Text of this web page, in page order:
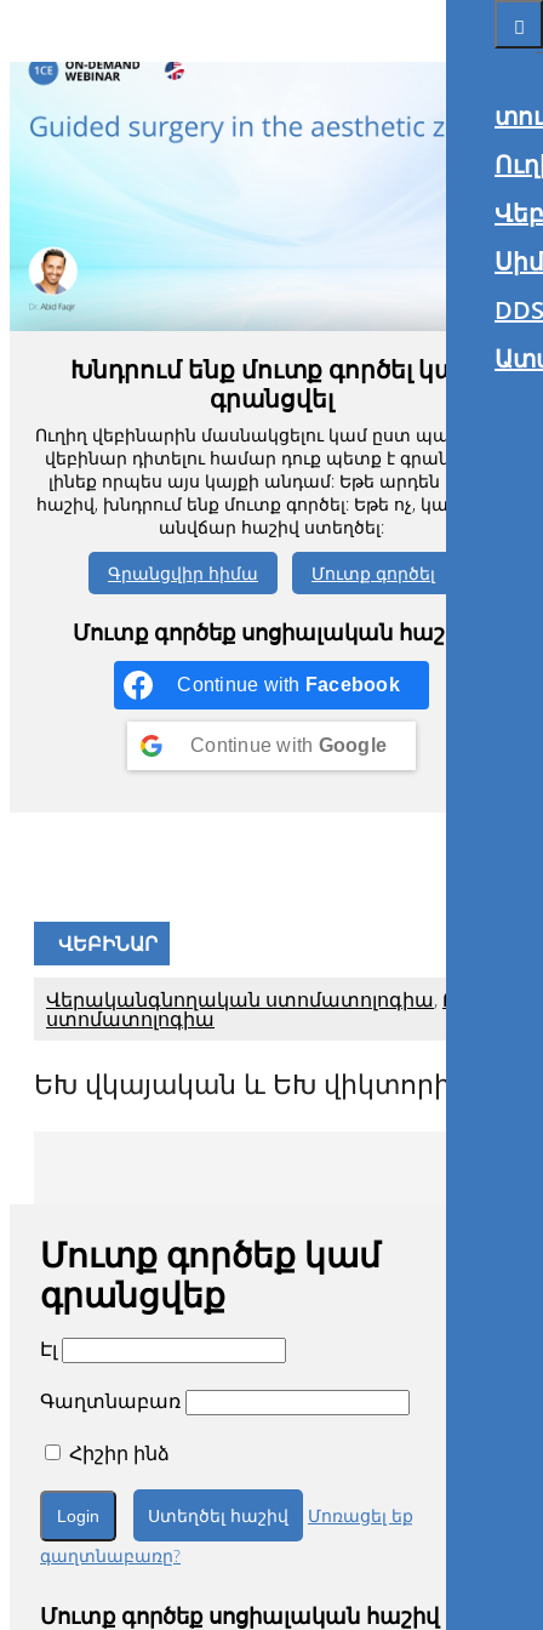
Խնդրում ենք մուտք գործել կամ
գրանցվել
Ուղիղ վեբինարին մասնակցելու կամ ըստ պահանջի
վեբինար դիտելու համար դուք պետք է գրանցված
լինեք որպես այս կայքի անդամ: Եթե արդեն ունեք
հաշիվ, խնդրում ենք մուտք գործել: Եթե ոչ, կարող եք
անվճար հաշիվ ստեղծել:
Գրանցվիր հիմա
Մուտք գործել
Մուտք գործեք սոցիալական հաշիվ
Continue with Facebook
Continue with Google
ՎԵԲԻՆԱՐ
Վերականգնողական ստոմատոլոգիա, Թվային
ստոմատոլոգիա
ԵԽ վկայական և ԵԽ վիկտորինան
Մուտք գործեք կամ
գրանցվեք
Էլ
Գաղտնաբառ
Հիշիր ինձ
Ստեղծել հաշիվ
Մոռացել եք
գաղտնաբառը?
Մուտք գործեք սոցիալական հաշիվ